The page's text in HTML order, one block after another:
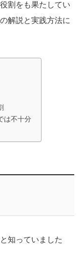
割をも果たしてい
解説と実践方法に
は不十分
知っていました